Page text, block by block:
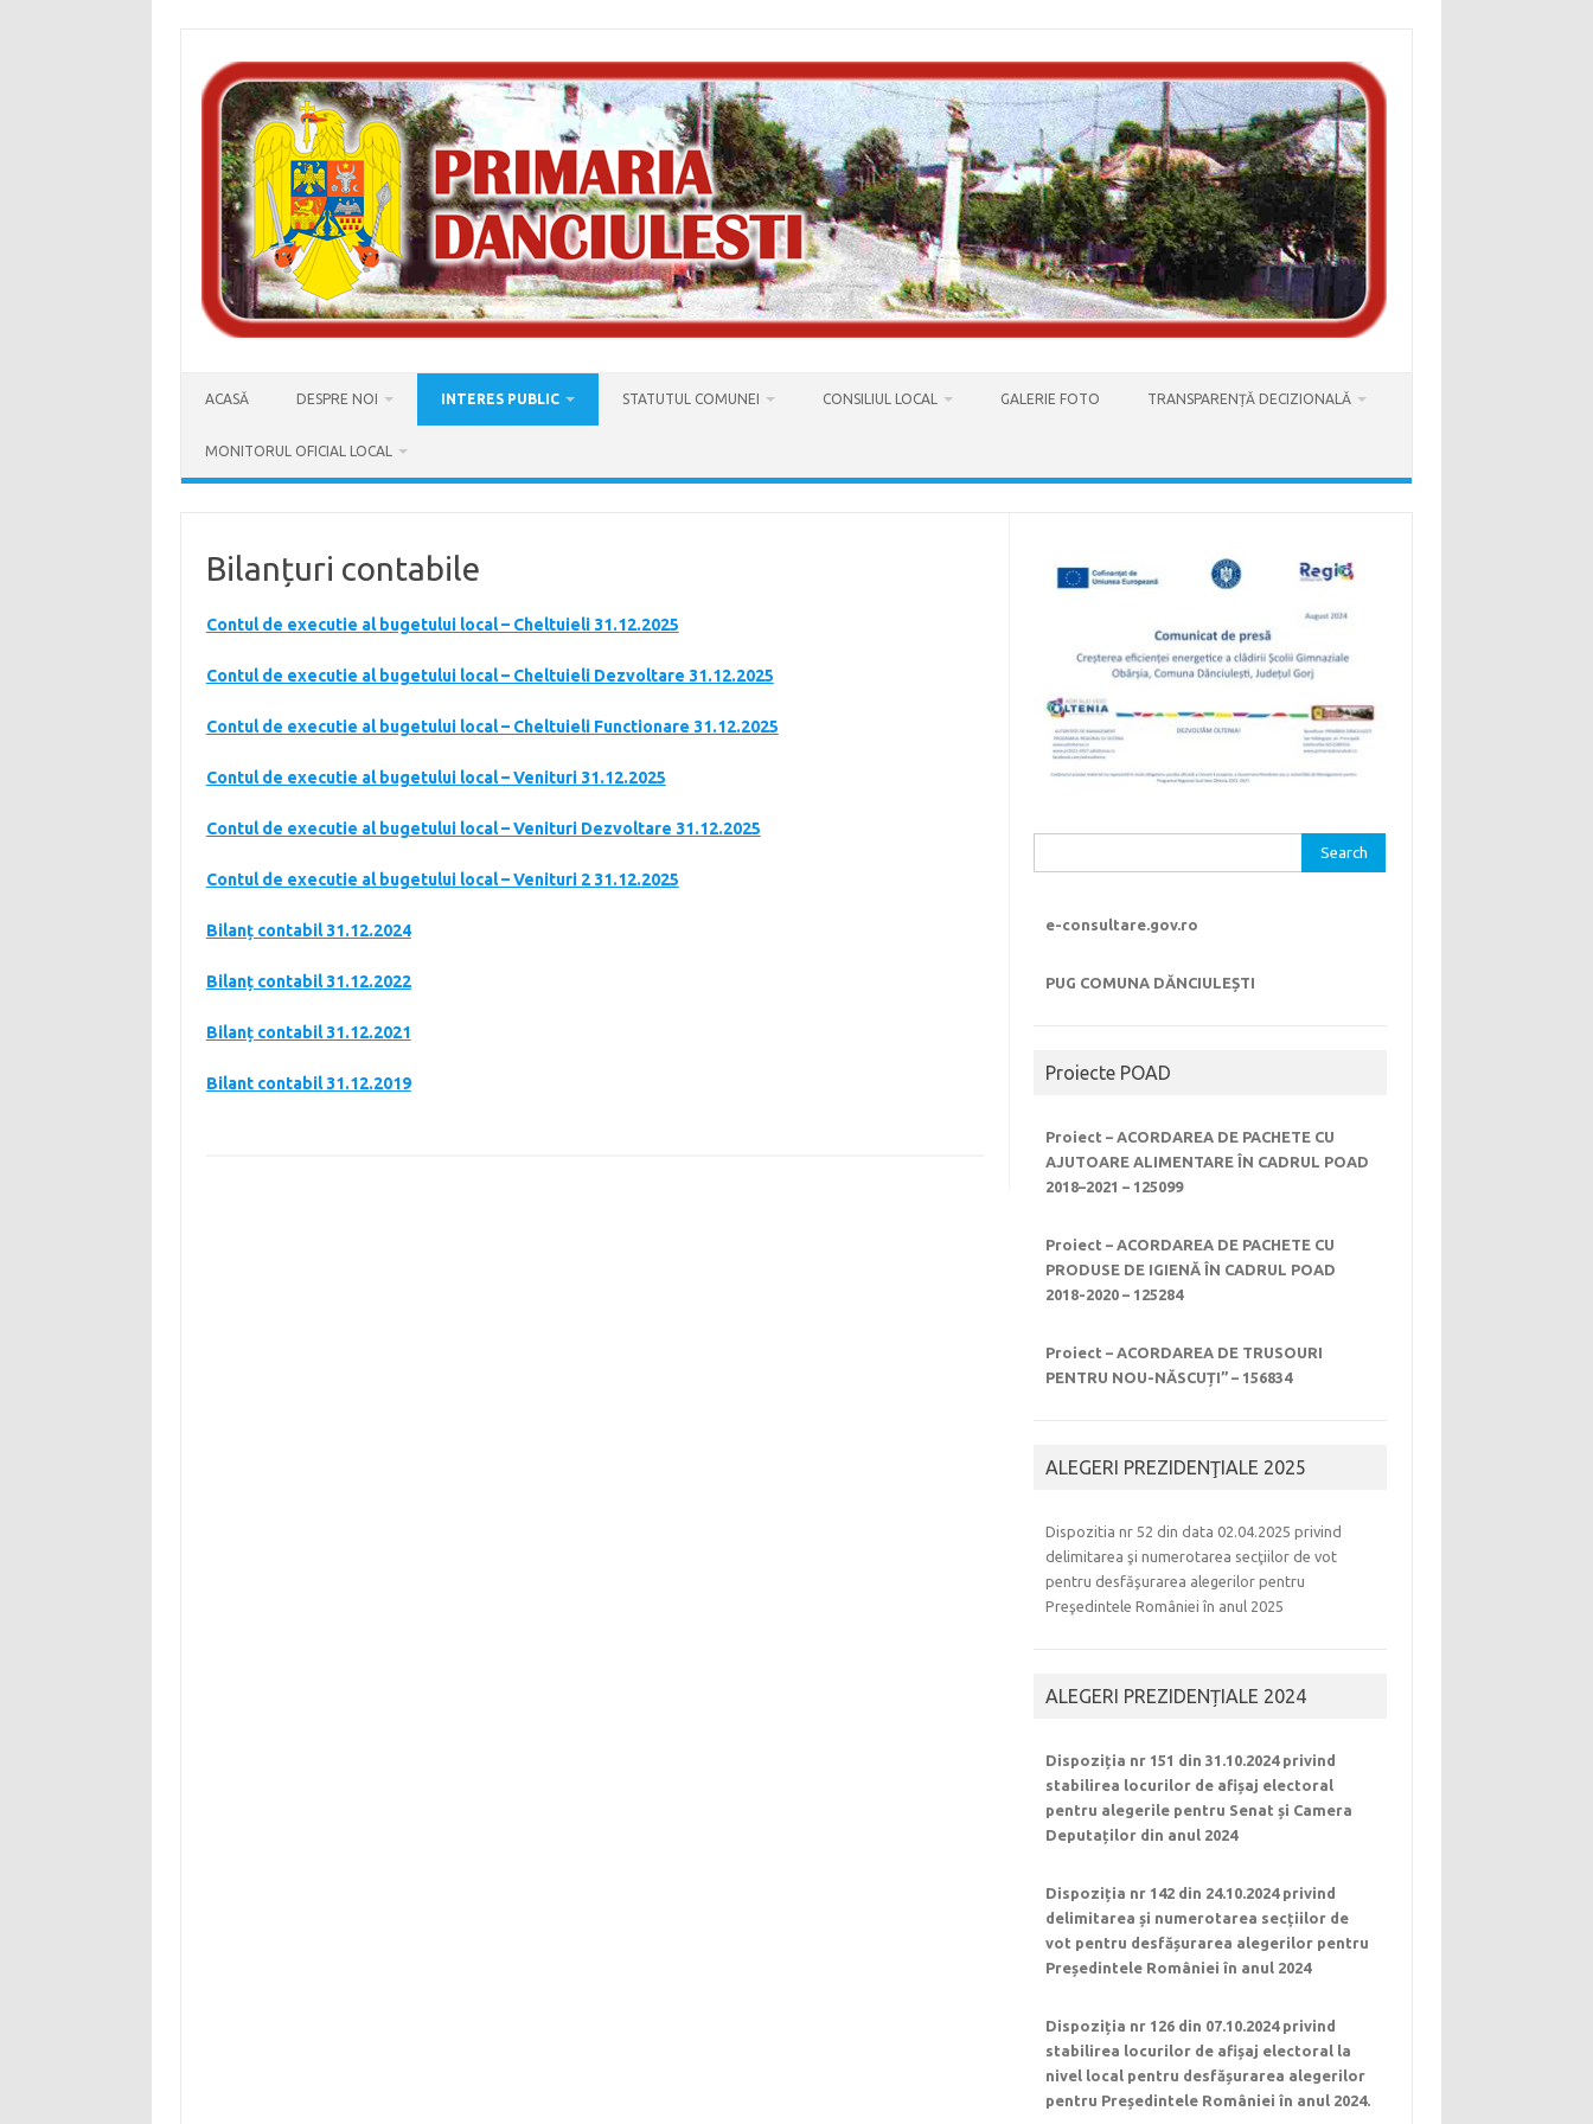
content
ACASĂ DESPRE NOI INTERES PUBLIC STATUTUL COMUNEI CONSILIUL LOCAL GALERIE FOTO TRANSPARENȚĂ DECIZIONALĂ
MONITORUL OFICIAL LOCAL
Bilanțuri contabile
Contul de executie al bugetului local – Cheltuieli 31.12.2025
Contul de executie al bugetului local – Cheltuieli Dezvoltare 31.12.2025
Contul de executie al bugetului local – Cheltuieli Functionare 31.12.2025
Contul de executie al bugetului local – Venituri 31.12.2025
Contul de executie al bugetului local – Venituri Dezvoltare 31.12.2025
Contul de executie al bugetului local – Venituri 2 31.12.2025
Bilanț contabil 31.12.2024
Bilanț contabil 31.12.2022
Bilanț contabil 31.12.2021
Bilant contabil 31.12.2019
for:
e-consultare.gov.ro
PUG COMUNA DĂNCIULEȘTI
Proiecte POAD
Proiect – ACORDAREA DE PACHETE CU
AJUTOARE ALIMENTARE ÎN CADRUL POAD
2018–2021 – 125099
Proiect – ACORDAREA DE PACHETE CU
PRODUSE DE IGIENĂ ÎN CADRUL POAD
2018-2020 – 125284
Proiect – ACORDAREA DE TRUSOURI
PENTRU NOU-NĂSCUȚI” – 156834
ALEGERI PREZIDENŢIALE 2025
Dispozitia nr 52 din data 02.04.2025 privind
delimitarea şi numerotarea secţiilor de vot
pentru desfăşurarea alegerilor pentru
Preşedintele României în anul 2025
ALEGERI PREZIDENȚIALE 2024
Dispoziția nr 151 din 31.10.2024 privind
stabilirea locurilor de afișaj electoral
pentru alegerile pentru Senat și Camera
Deputaților din anul 2024
Dispoziția nr 142 din 24.10.2024 privind
delimitarea și numerotarea secțiilor de
vot pentru desfășurarea alegerilor pentru
Președintele României în anul 2024
Dispoziția nr 126 din 07.10.2024 privind
stabilirea locurilor de afișaj electoral la
nivel local pentru desfășurarea alegerilor
pentru Președintele României în anul 2024.